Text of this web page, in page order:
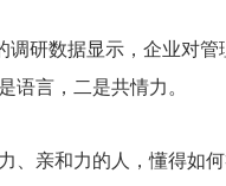
调研数据显示，企业对
语言，二是共情力。
、亲和力的人，懂得如